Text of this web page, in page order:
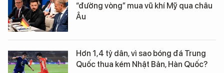
“đường vòng” mua vũ khí Mỹ qua châu
Âu
Hơn 1,4 tỷ dân, vì sao bóng đá Trung
Quốc thua kém Nhật Bản, Hàn Quốc?